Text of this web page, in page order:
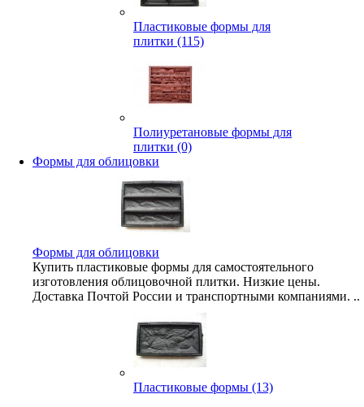
Пластиковые формы для
плитки (115)
Полиуретановые формы для
плитки (0)
Формы для облицовки
Формы для облицовки
Купить пластиковые формы для самостоятельного
изготовления облицовочной плитки. Низкие цены.
Доставка Почтой России и транспортными компаниями. ..
Пластиковые формы (13)